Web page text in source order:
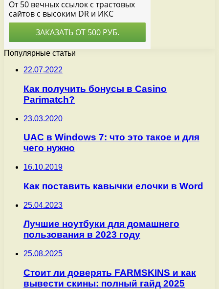
Популярные статьи
22.07.2022
Как получить бонусы в Casino
Parimatch?
23.03.2020
UAC в Windows 7: что это такое и для
чего нужно
16.10.2019
Как поставить кавычки елочки в Word
25.04.2023
Лучшие ноутбуки для домашнего
пользования в 2023 году
25.08.2025
Стоит ли доверять FARMSKINS и как
вывести скины: полный гайд 2025